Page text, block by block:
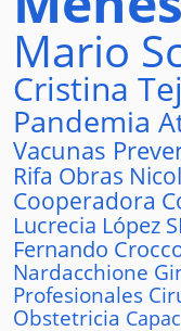
Mario
Cristina
Pandemia
Vacunas
Rifa Obras
Cooperadora
Lucrecia López
Fernando
Nardacchione
Profesionales
Obstetricia